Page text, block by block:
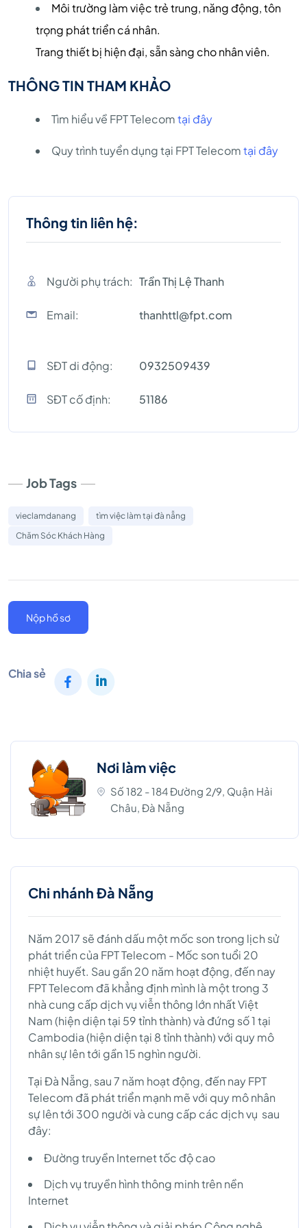
Môi trường làm việc trẻ trung, năng động, tôn
trọng phát triển cá nhân.
Trang thiết bị hiện đại, sẵn sàng cho nhân viên.
THÔNG TIN THAM KHẢO
Tìm hiểu về FPT Telecomtại đây
Quy trình tuyển dụng tại FPT Telecomtại đây
Thông tin liên hệ:
Người phụ trách: Trần Thị Lệ Thanh
Email: thanhttl@fpt.com
SĐT di động: 0932509439
SĐT cố định: 51186
Job Tags
vieclamdanang
tìm việc làm tại đà nẵng
Chăm Sóc Khách Hàng
Nộp hồ sơ
Chia sẻ
Nơi làm việc
Số 182 - 184 Đường 2/9, Quận Hải
Châu, Đà Nẵng
Chi nhánh Đà Nẵng
Năm 2017 sẽ đánh dấu một mốc son trong lịch sử
phát triển của FPT Telecom - Mốc son tuổi 20
nhiệt huyết. Sau gần 20 năm hoạt động, đến nay
FPT Telecom đã khẳng định mình là một trong 3
nhà cung cấp dịch vụ viễn thông lớn nhất Việt
Nam (hiện diện tại 59 tỉnh thành) và đứng số 1 tại
Cambodia (hiện diện tại 8 tỉnh thành) với quy mô
nhân sự lên tới gần 15 nghìn người.
Tại Đà Nẵng, sau 7 năm hoạt động, đến nay FPT
Telecom đã phát triển mạnh mẽ với quy mô nhân
sự lên tới 300 người và cung cấp các dịch vụ sau
đây:
Đường truyền Internet tốc độ cao
Dịch vụ truyền hình thông minh trên nền
Internet